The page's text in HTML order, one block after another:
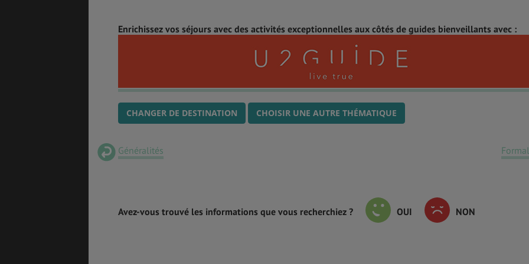
Enrichissez vos séjours avec des activités exceptionnelles aux côtés de guides bienveillants avec :
CHANGER DE DESTINATION CHOISIR UNE AUTRE THÉMATIQUE
Généralités
Avez-vous trouvé les informations que vous recherchiez ? OUI NON